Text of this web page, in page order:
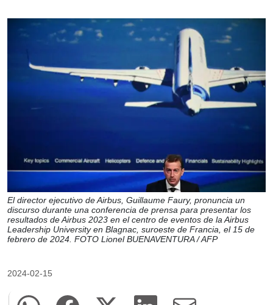
El director ejecutivo de Airbus, Guillaume Faury, pronuncia un
discurso durante una conferencia de prensa para presentar los
resultados de Airbus 2023 en el centro de eventos de la Airbus
Leadership University en Blagnac, suroeste de Francia, el 15 de
febrero de 2024. FOTO Lionel BUENAVENTURA / AFP
2024-02-15